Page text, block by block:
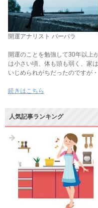
開運アナリスト バーバラ
開運のことを勉強して30年以上
は小さい頃、体も頭も弱く、家
いじめられがちだったのですが・
続きはこちら
人気記事ランキング